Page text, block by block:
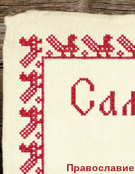
Православие